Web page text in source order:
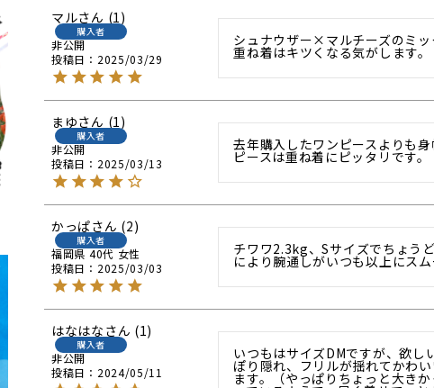
マル 1
購入者
非公開
投稿日
2025/03/29
シュナウザー×マルチーズのミッ
重ね着はキツくなる気がします。
まゆ 1
購入者
非公開
投稿日
2025/03/13
去年購入したワンピースよりも
ピースは重ね着にピッタリです。
かっぱ 2
購入者
福岡県 40代 女性
投稿日
2025/03/03
チワワ2.3kg、Sサイズでちょう
により腕通しがいつも以上にス
はなはな 1
購入者
非公開
投稿日
2024/05/11
いつもはサイズDMですが、欲し
ぽり隠れ、フリルが揺れてかわ
ます。（やっぱりちょっと大き